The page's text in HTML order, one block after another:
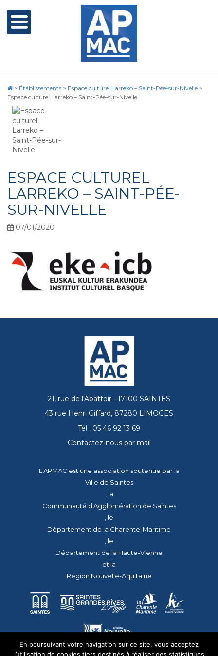
> Établissements > Espace culturel Larreko – Saint-Pée-sur-Nivelle >
Espace culturel Larreko – Saint-Pée-sur-Nivelle
ESPACE CULTUREL
LARREKO – SAINT-PÉE-
SUR-NIVELLE
07/01/2020
21, rue de l'Abattoir - 17100 SAINTES
43 rue Henri Giffard, 87280 LIMOGES
Tél : 05 46 92 13 69
Contactez-nous par mail
L'APMAC est une association soutenue par la
Ville de Saintes
, la
Communauté d'Agglomération de Saintes
, le
Département de la Charente-Maritime
, le
Département de la Haute-Vienne
et la
Région Nouvelle-Aquitaine
En poursuivant votre navigation sur ce site, vous acceptez
l’utilisation de cookies tiers destinés à réaliser des statistiques